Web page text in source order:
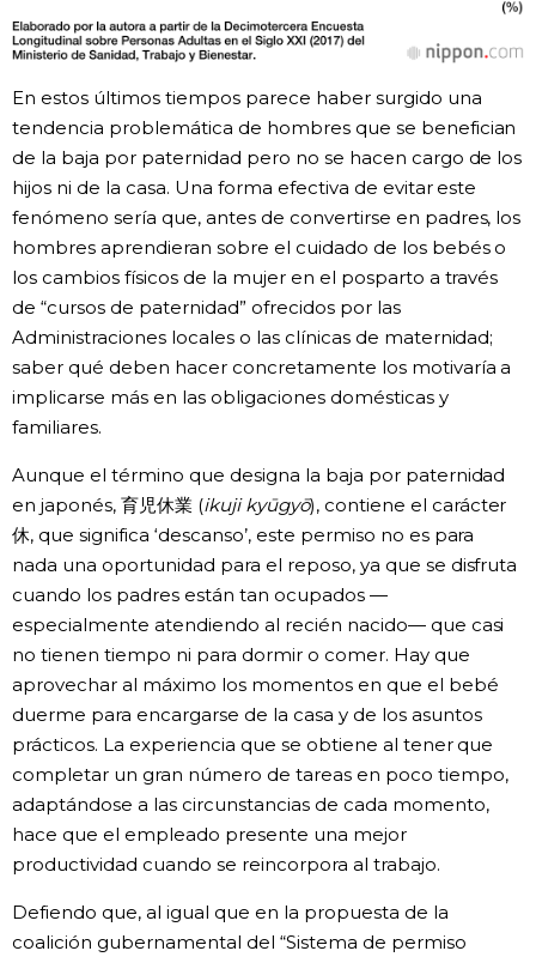
En estos últimos tiempos parece haber surgido una
tendencia problemática de hombres que se benefician
de la baja por paternidad pero no se hacen cargo de los
hijos ni de la casa. Una forma efectiva de evitar este
fenómeno sería que, antes de convertirse en padres, los
hombres aprendieran sobre el cuidado de los bebés o
los cambios físicos de la mujer en el posparto a través
de “cursos de paternidad” ofrecidos por las
Administraciones locales o las clínicas de maternidad;
saber qué deben hacer concretamente los motivaría a
implicarse más en las obligaciones domésticas y
familiares.
Aunque el término que designa la baja por paternidad
en japonés, 育児休業 (ikuji kyūgyō), contiene el carácter
休, que significa ‘descanso’, este permiso no es para
nada una oportunidad para el reposo, ya que se disfruta
cuando los padres están tan ocupados —
especialmente atendiendo al recién nacido— que casi
no tienen tiempo ni para dormir o comer. Hay que
aprovechar al máximo los momentos en que el bebé
duerme para encargarse de la casa y de los asuntos
prácticos. La experiencia que se obtiene al tener que
completar un gran número de tareas en poco tiempo,
adaptándose a las circunstancias de cada momento,
hace que el empleado presente una mejor
productividad cuando se reincorpora al trabajo.
Defiendo que, al igual que en la propuesta de la
coalición gubernamental del “Sistema de permiso